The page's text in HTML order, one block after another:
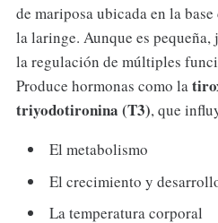
de mariposa ubicada en la
la laringe. Aunque es
la regulación de múltiples
Produce hormonas como la
triyodotironina (T3), que
El metabolismo
El crecimiento y
La temperatura corporal